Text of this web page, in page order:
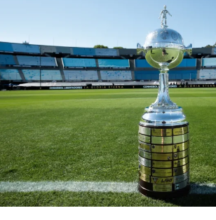
Na rodada anterior o Grêmio venceu o
casa, pelo placar de 2 a 1. No meio da
voltou a enfrentar o time do nordeste,
Copa do Brasil, as equipes empataram
terá todos os jogadores à disposição
cariocas, portanto oTricolor Gaúchovai
Botafogo
O líder do Brasileirão vem de vitória em
o Vasco por 2 a 0 na 13ª rodada. No